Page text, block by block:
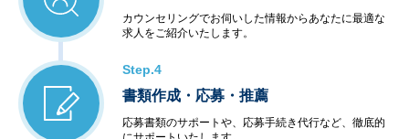
カウンセリングでお伺いした情報からあなたに最適な
求人をご紹介いたします。
Step.4
書類作成・応募・推薦
応募書類のサポートや、応募手続き代行など、徹底的